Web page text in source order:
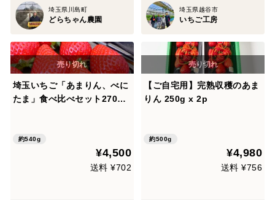
埼玉県川島町
どらちゃん農園
埼玉県越谷市
いちご工房
埼玉いちご「あまりん、べに
たま」食べ比べセット270ｇ
約540g
¥4,500
送料 ¥702
【ご自宅用】完熟収穫のあま
りん 250g x 2p
約500g
¥4,980
送料 ¥756